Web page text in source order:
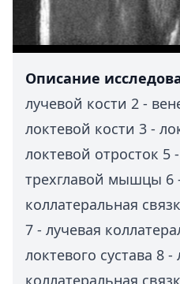
Описание
лучевой кости 2 -
локтевой кости 3 -
локтевой отросток 5
трехглавой мышцы 6
коллатеральная
7 - лучевая
локтевого сустава 8 -
коллатеральная